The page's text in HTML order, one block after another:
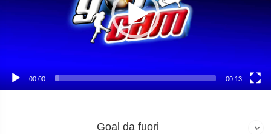
00:00 00:13
Goal da fuori